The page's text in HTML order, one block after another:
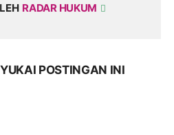
RADAR HUKUM
POSTINGAN INI